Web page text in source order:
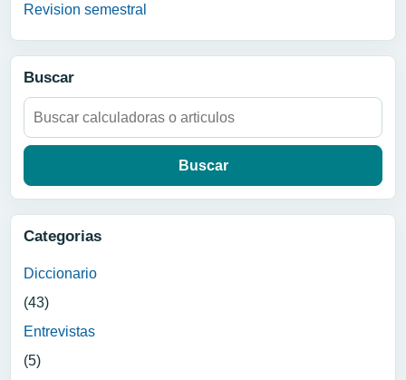
Revision semestral
Buscar
Buscar:
Categorias
Diccionario
(43)
Entrevistas
(5)